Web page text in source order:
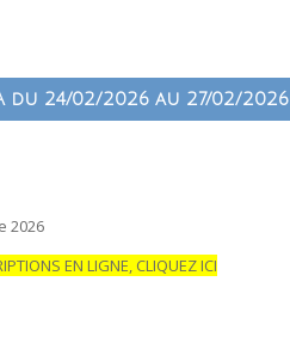
24/02/2026 au 27/02/2026
2026
EN LIGNE, CLIQUEZ ICI